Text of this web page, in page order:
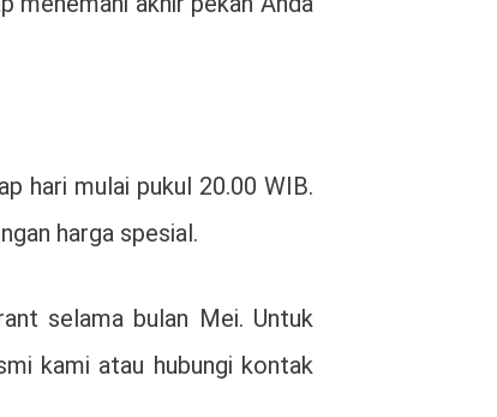
hari mulai pukul 20.00 WIB.
harga spesial.
selama bulan Mei. Untuk
kami atau hubungi kontak